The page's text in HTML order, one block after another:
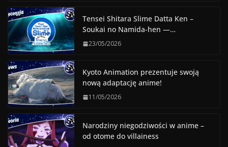
Tensei Shitara Slime Datta Ken –
Soukai no Namida-hen —…
23/05/2026
Kyoto Animation prezentuje swoją
nową adaptację anime!
11/05/2026
Narodziny niegodziwości w anime –
od otome do villainess